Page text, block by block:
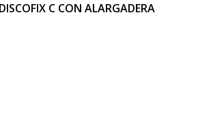
C CON ALARGADERA